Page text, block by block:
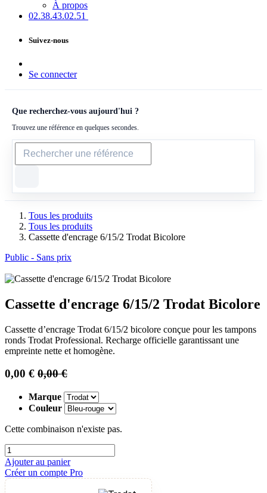
À propos
02.38.43​.02.51
Suivez-nous
Se connecter
Que recherchez-vous aujourd'hui ?
Trouvez une référence en quelques secondes.
Tous les produits
Tous les produits
Cassette d'encrage 6/15/2 Trodat Bicolore
Public - Sans prix
Cassette d'encrage 6/15/2 Trodat Bicolore
Cassette d’encrage Trodat 6/15/2 bicolore conçue pour les tampons
ronds Trodat Professional. Recharge officielle garantissant une
empreinte nette et homogène.
0,00 € 0,00€
Marque
Couleur
Cette combinaison n'existe pas.
Ajouter au panier
Créer un compte Pro